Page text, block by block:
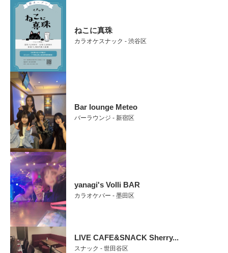
ねこに真珠
カラオケスナック - 渋谷区
Bar lounge Meteo
バーラウンジ - 新宿区
yanagi's Volli BAR
カラオケバー - 墨田区
LIVE CAFE&SNACK Sherry...
スナック - 世田谷区